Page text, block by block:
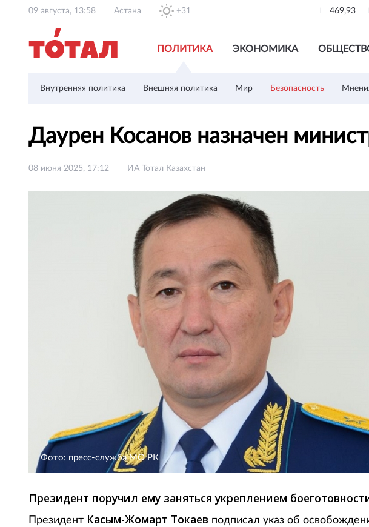
09 августа, 13:58 Астана +31 469,93
ПОЛИТИКА ЭКОНОМИКА
Внутренняя политика Внешняя политика Мир Безопасность
Даурен Косанов назначен
08 июня 2025, 17:12 ИА Тотал Казахстан
Фото: пресс-служба МО РК
Президент поручил ему заняться укреплением
Президент Касым-Жомарт Токаев подписал указ об